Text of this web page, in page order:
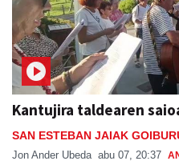
Kantujira taldearen
SAN ESTEBAN JAIAK
Jon Ander Ubeda abu 07, 20:37